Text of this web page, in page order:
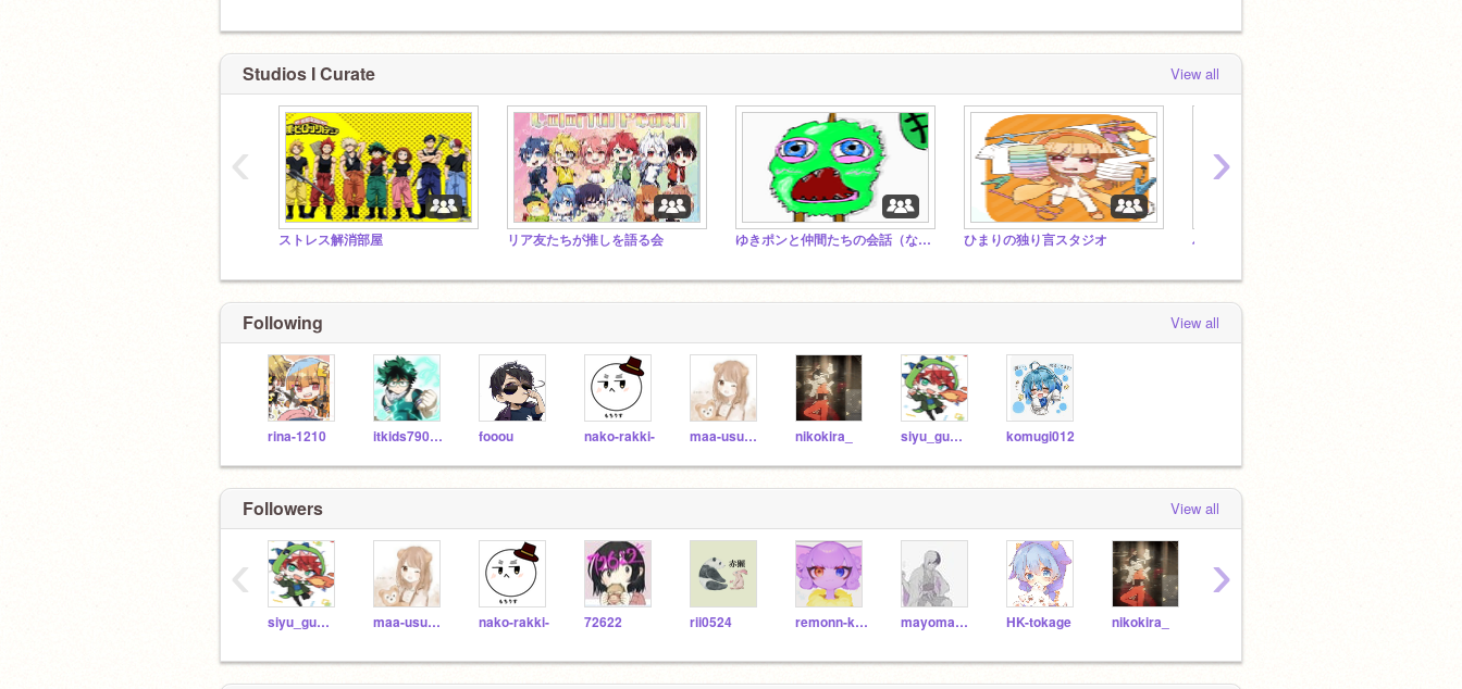
Studios I Curate View all
ストレス解消部屋 リア友たちが推しを語る会 ゆきポンと仲間たちの会話（なんかぐちっていいよ） ひまりの独り言スタジオ ハチャメチャスタジオ
‹ ›
Following View all
rina-1210 itkids790071 fooou nako-rakki- maa-usumai nikokira_ siyu_gumisuki komugi012
Followers View all
siyu_gumisuki maa-usumai nako-rakki- 72622 rii0524 remonn-karaage mayomayo0711 HK-tokage nikokira_
‹ ›